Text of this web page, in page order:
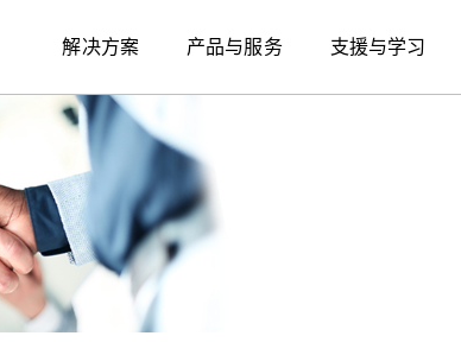
解决方案 产品与服务 支援与学习